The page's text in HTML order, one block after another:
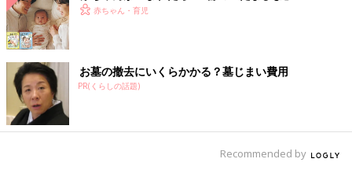
赤ちゃん・育児
お墓の撤去にいくらかかる？墓じまい費用
PR(くらしの話題)
Recommended by